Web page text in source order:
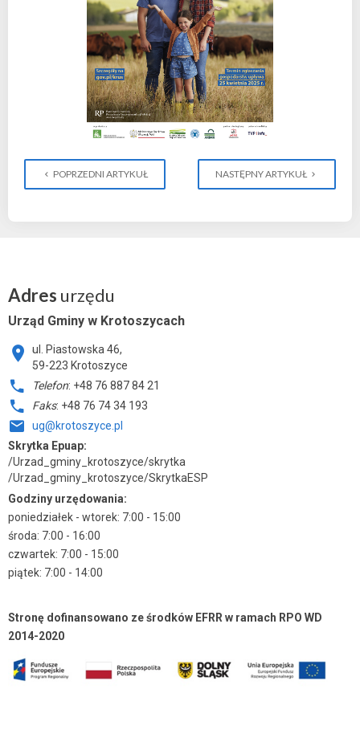
POPRZEDNI ARTYKUŁ NASTĘPNY ARTYKUŁ
Adres urzędu
Urząd Gminy w Krotoszycach
ul. Piastowska 46,
59-223 Krotoszyce
Telefon: +48 76 887 84 21
Faks: +48 76 74 34 193
ug@krotoszyce.pl
Skrytka Epuap:
/Urzad_gminy_krotoszyce/skrytka
/Urzad_gminy_krotoszyce/SkrytkaESP
Godziny urzędowania:
poniedziałek - wtorek: 7:00 - 15:00
środa: 7:00 - 16:00
czwartek: 7:00 - 15:00
piątek: 7:00 - 14:00
Stronę dofinansowano ze środków EFRR w ramach RPO WD
2014-2020